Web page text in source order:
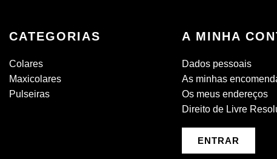
CATEGORIAS
Colares
Maxicolares
Pulseiras
A MINHA
Dados pessoais
As minhas
Os meus endereços
Direito de Livre
ENTRAR